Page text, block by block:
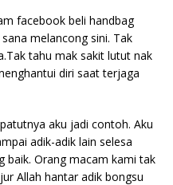
facebook beli handbag
melancong sini. Tak
tahu mak sakit lutut nak
diri saat terjaga
aku jadi contoh. Aku
adik-adik lain selesa
baik. Orang macam kami tak
Allah hantar adik bongsu